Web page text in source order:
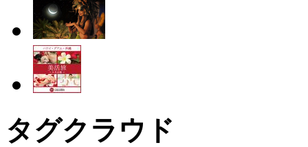
タグクラウド